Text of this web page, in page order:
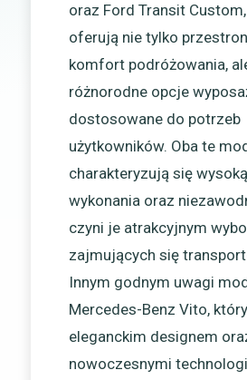
oraz Ford Transit
oferują nie tylko
komfort podróżowania,
różnorodne opcje
dostosowane do potrzeb
użytkowników. Oba te
charakteryzują się
wykonania oraz
czyni je atrakcyjnym
zajmujących się
Innym godnym uwagi
Mercedes-Benz Vito,
eleganckim designem
nowoczesnymi